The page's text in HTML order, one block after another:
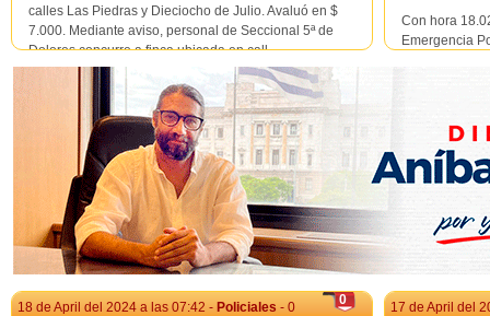
calles Las Piedras y Dieciocho de Julio. Avaluó en $
7.000. Mediante aviso, personal de Seccional 5ª de
Dolores concurre a finca ubicada en call...
Con hora
Emergencia
0
18 de April del 2024 a las 07:42 - Policiales - 0 17 de April del